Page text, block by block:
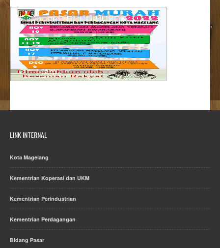
LINK INTERNAL
Kota Magelang
Kementrian Koperasi dan UKM
Kementrian Perindustrian
Kementrian Perdagangan
Bidang Pasar